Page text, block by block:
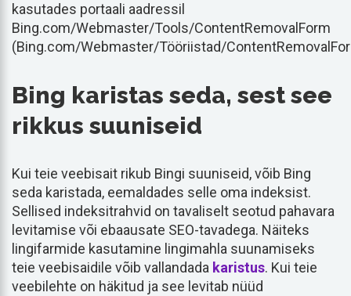
kasutades portaali aadressil
Bing.com/Webmaster/Tools/ContentRemovalForm
(Bing.com/Webmaster/Tööriistad/
Bing karistas seda, sest see
rikkus suuniseid
Kui teie veebisait rikub Bingi suuniseid, võib Bing
seda karistada, eemaldades selle oma indeksist.
Sellised indeksitrahvid on tavaliselt seotud pahavara
levitamise või ebaausate SEO-tavadega. Näiteks
lingifarmide kasutamine lingimahla suunamiseks
teie veebisaidile võib vallandada karistus. Kui teie
veebilehte on häkitud ja see levitab nüüd